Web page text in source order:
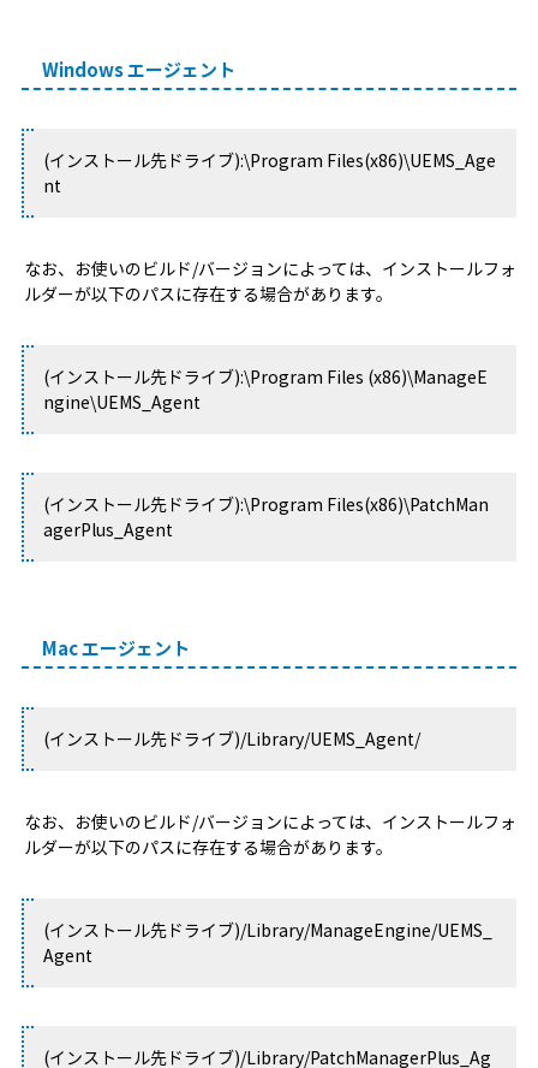
Windows エージェント
(インストール先ドライブ):\Program Files(x86)\UEMS_Age
nt
なお、お使いのビルド/バージョンによっては、インストールフォ
ルダーが以下のパスに存在する場合があります。
(インストール先ドライブ):\Program Files (x86)\ManageE
ngine\UEMS_Agent
(インストール先ドライブ):\Program Files(x86)\PatchMan
agerPlus_Agent
Mac エージェント
(インストール先ドライブ)/Library/UEMS_Agent/
なお、お使いのビルド/バージョンによっては、インストールフォ
ルダーが以下のパスに存在する場合があります。
(インストール先ドライブ)/Library/ManageEngine/UEMS_
Agent
(インストール先ドライブ)/Library/PatchManagerPlus_Ag